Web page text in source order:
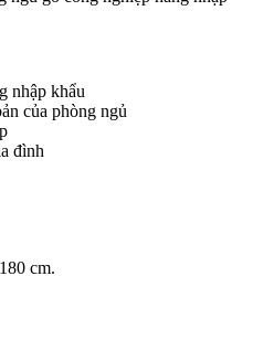
nhập khẩu
của phòng ngủ
đình
cm.